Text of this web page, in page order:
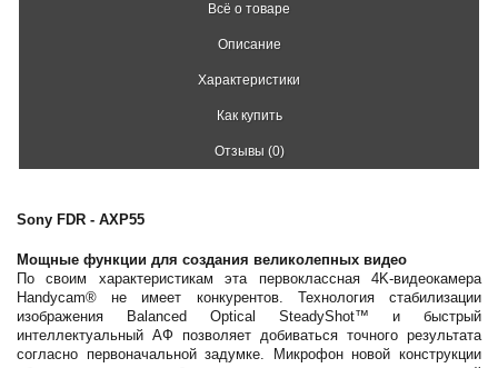
Всё о товаре
Описание
Характеристики
Как купить
Отзывы (0)
Sony FDR - AXP55
Мощные функции для создания великолепных видео
По своим характеристикам эта первоклассная 4K-видеокамера
Handycam® не имеет конкурентов. Технология стабилизации
изображения Balanced Optical SteadyShot™ и быстрый
интеллектуальный АФ позволяет добиваться точного результата
согласно первоначальной задумке. Микрофон новой конструкции